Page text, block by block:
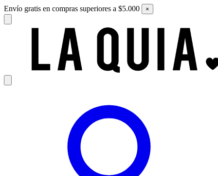
Envío gratis en compras superiores a $5.000 ×